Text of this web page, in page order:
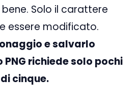
Solo il carattere
essere modificato.
e salvarlo
PNG richiede solo pochi
cinque.